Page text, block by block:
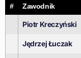
# Zawodnik
Piotr Kreczyński
Jędrzej Łuczak